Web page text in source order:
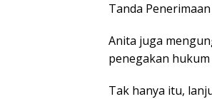
Tanda
Anita juga
penegakan
Tak hanya itu,